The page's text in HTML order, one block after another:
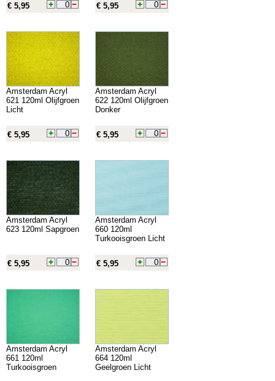
€ 5,95
€ 5,95
Amsterdam Acryl
621 120ml Olijfgroen
Licht
€ 5,95
Amsterdam Acryl
622 120ml Olijfgroen
Donker
€ 5,95
Amsterdam Acryl
623 120ml Sapgroen
€ 5,95
Amsterdam Acryl
660 120ml
Turkooisgroen Licht
€ 5,95
Amsterdam Acryl
661 120ml
Turkooisgroen
Amsterdam Acryl
664 120ml
Geelgroen Licht